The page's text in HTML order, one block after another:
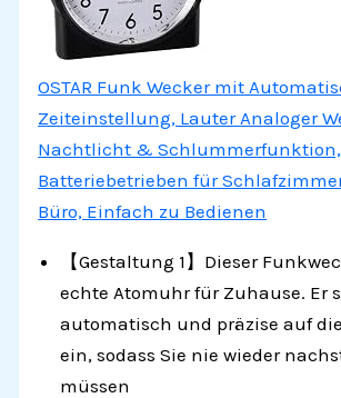
OSTAR Funk Wecker mit
Zeiteinstellung, Lauter Analoger
Nachtlicht & Schlummerfunktion,
Batteriebetrieben für
Büro, Einfach zu Bedienen
【Gestaltung 1】Dieser
echte Atomuhr für Zuhause. Er
automatisch und präzise auf
ein, sodass Sie nie wieder
müssen